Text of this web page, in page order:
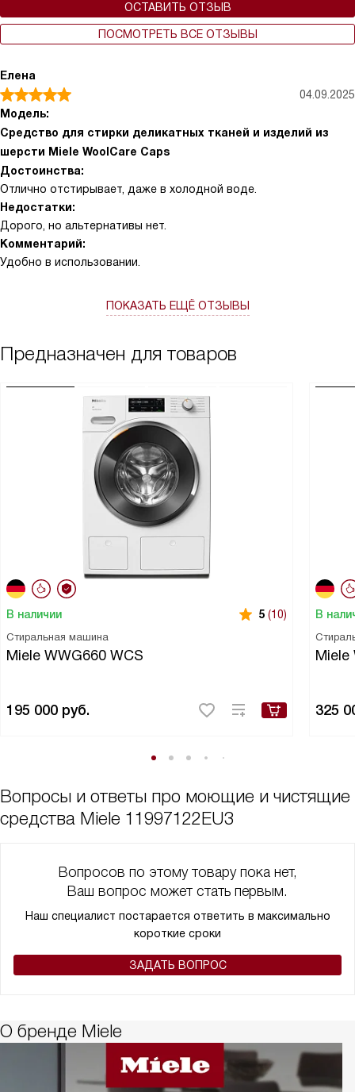
ОСТАВИТЬ ОТЗЫВ
ПОСМОТРЕТЬ ВСЕ ОТЗЫВЫ
Елена
04.09.2025
Модель:
Средство для стирки деликатных тканей и изделий из
шерсти Miele WoolCare Caps
Достоинства:
Отлично отстирывает, даже в холодной воде.
Недостатки:
Дорого, но альтернативы нет.
Комментарий:
Удобно в использовании.
ПОКАЗАТЬ ЕЩЁ ОТЗЫВЫ
Предназначен для товаров
В наличии 5 (10)
Стиральная машина
Miele WWG660 WCS
195 000 руб.
В
Miele
325
Вопросы и ответы про моющие и чистящие
средства Miele 11997122EU3
Вопросов по этому товару пока нет,
Ваш вопрос может стать первым.
Наш специалист постарается ответить в максимально
короткие сроки
ЗАДАТЬ ВОПРОС
О бренде Miele